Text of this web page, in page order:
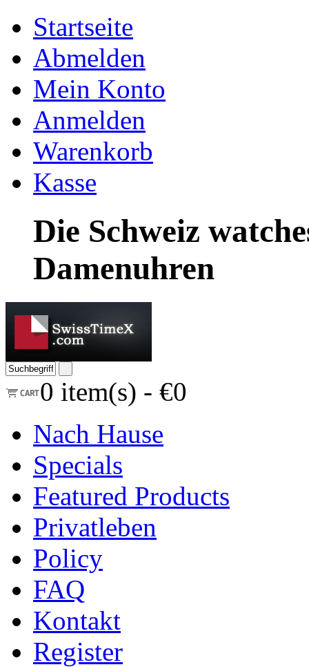
Startseite
Abmelden
Mein Konto
Anmelden
Warenkorb
Kasse
Die Schweiz
Damenuhren
0 item(s) - €0
Nach Hause
Specials
Featured Products
Privatleben
Policy
FAQ
Kontakt
Register